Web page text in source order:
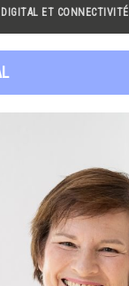
DIGITAL ET CONNECTIVITÉ